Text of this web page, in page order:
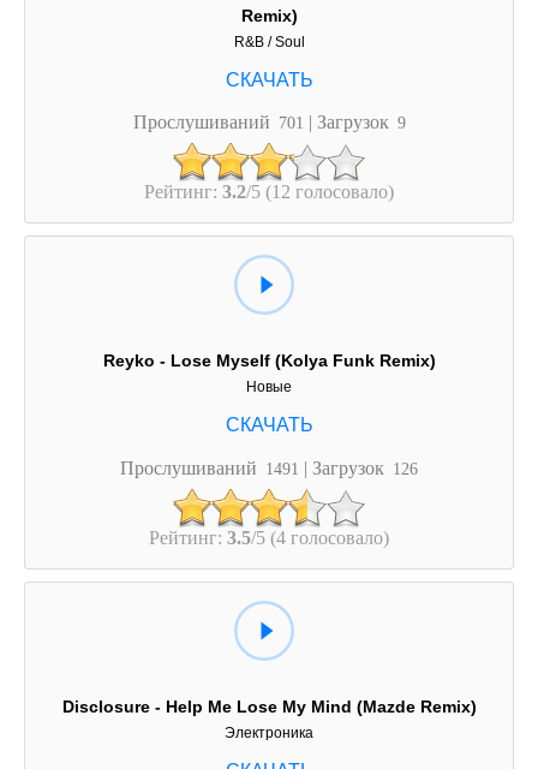
Remix)
R&B / Soul
Прослушиваний 701 | Загрузок 9
Рейтинг: 3.2/5 (12 голосовало)
Reyko - Lose Myself (Kolya Funk Remix)
Новые
Прослушиваний 1491 | Загрузок 126
Рейтинг: 3.5/5 (4 голосовало)
Disclosure - Help Me Lose My Mind (Mazde Remix)
Электроника